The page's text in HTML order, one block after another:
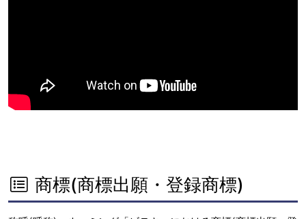
商標(商標出願・登録商標)